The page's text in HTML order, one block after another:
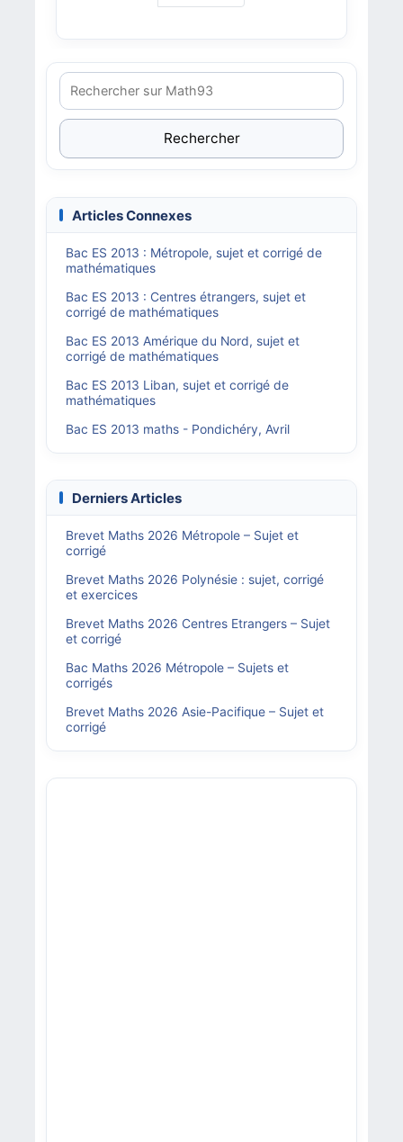
Rechercher
Articles Connexes
Bac ES 2013 : Métropole, sujet et corrigé de
mathématiques
Bac ES 2013 : Centres étrangers, sujet et
corrigé de mathématiques
Bac ES 2013 Amérique du Nord, sujet et
corrigé de mathématiques
Bac ES 2013 Liban, sujet et corrigé de
mathématiques
Bac ES 2013 maths - Pondichéry, Avril
Derniers Articles
Brevet Maths 2026 Métropole – Sujet et
corrigé
Brevet Maths 2026 Polynésie : sujet, corrigé
et exercices
Brevet Maths 2026 Centres Etrangers – Sujet
et corrigé
Bac Maths 2026 Métropole – Sujets et
corrigés
Brevet Maths 2026 Asie-Pacifique – Sujet et
corrigé